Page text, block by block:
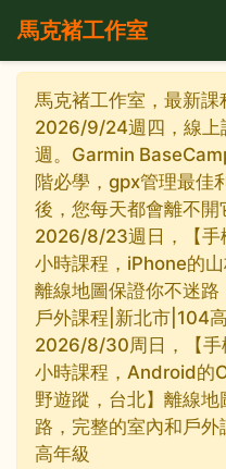
馬克褚工作室
馬克褚工作室，最新課
2026/9/24週四，線上
週。Garmin
階必學，gpx管理最佳
後，您每天都會離不開
2026/8/23週日，【手
小時課程，iPhone的山
離線地圖保證你不迷路
戶外課程|新北市|104
2026/8/30周日，【手
小時課程，Android的
野遊蹤，台北】離線地
路，完整的室內和戶
高年級